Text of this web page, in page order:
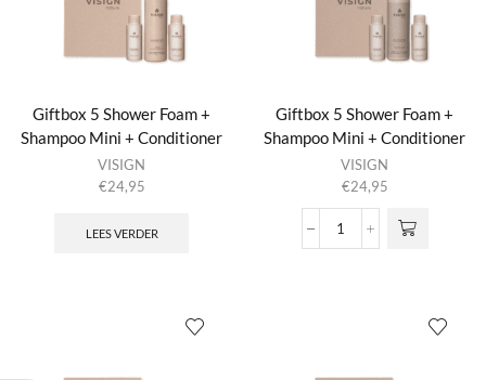
Bar
Planet
B
aantal
Giftbox 5 Shower Foam +
Shampoo Mini + Conditioner
Mini 23:55
VISIGN
€24,95
LEES VERDER
Giftbox 5 Shower Foam +
Shampoo Mini + Conditioner
Mini Nature’s Best
VISIGN
€24,95
Giftbox